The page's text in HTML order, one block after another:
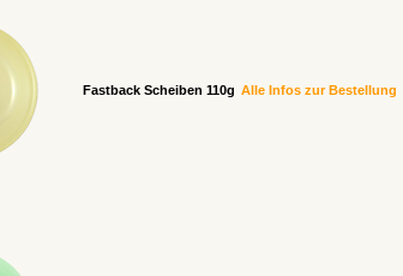
Fastback Scheiben 110g Alle Infos zur Bestellung